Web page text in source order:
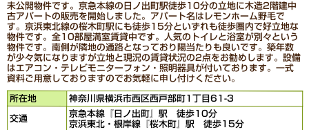
未公開物件です。京急本線の日ノ出町駅徒歩10分の立地に木造2階建中
古アパートの販売を開始しました。アパート名はレモンホーム野毛で
す。京浜東北線の桜木町駅にも徒歩15分といずれも徒歩圏内で好立地な
物件です。全10部屋満室賃貸中です。人気のトイレと浴室が別々という
物件です。南側が隣地の通路となっており陽当たりも良いです。築年数
が少々気になりますが立地と現況の賃貸状況の2点をお勧めします。設備
はエアコン・テレビモニターフォン・照明器具が付いております。一式
資料ご用意しておりますのでお気軽に申し付けください。
所在地 神奈川県横浜市西区西戸部町1丁目61-3
交通
京急本線『日ノ出町』駅 徒歩10分
京浜東北・根岸線『桜木町』駅 徒歩15分